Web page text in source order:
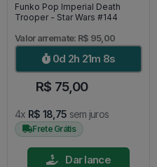
Funko Pop Imperial Death
Trooper - Star Wars #144
Valor arremate: R$ 95,00
0d 2h 21m 7s
R$ 75,00
4x R$ 18,75 sem juros
Frete Grátis
Dar lance